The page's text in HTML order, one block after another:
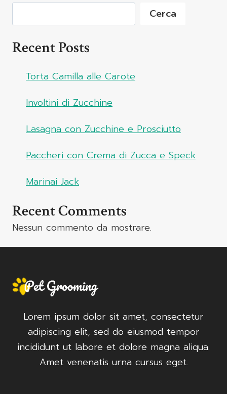
Cerca
Recent Posts
Torta Camilla alle Carote
Involtini di Zucchine
Lasagna con Zucchine e Prosciutto
Paccheri con Crema di Zucca e Speck
Marinai Jack
Recent Comments
Nessun commento da mostrare.
Lorem ipsum dolor sit amet, consectetur
adipiscing elit, sed do eiusmod tempor
incididunt ut labore et dolore magna aliqua.
Amet venenatis urna cursus eget.